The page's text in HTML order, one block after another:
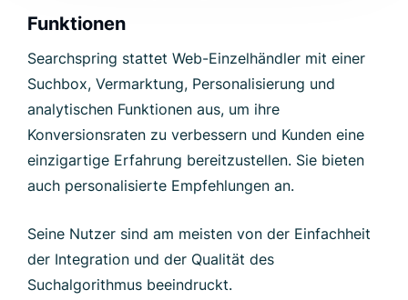
Funktionen
Searchspring stattet Web-Einzelhändler mit einer
Suchbox, Vermarktung, Personalisierung und
analytischen Funktionen aus, um ihre
Konversionsraten zu verbessern und Kunden eine
einzigartige Erfahrung bereitzustellen. Sie bieten
auch personalisierte Empfehlungen an.
Seine Nutzer sind am meisten von der Einfachheit
der Integration und der Qualität des
Suchalgorithmus beeindruckt.